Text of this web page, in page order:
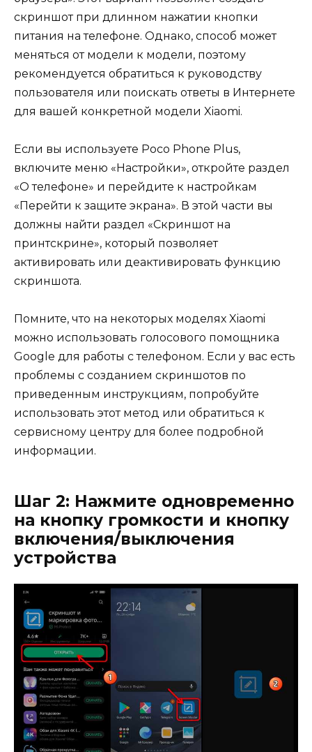
скриншот при длинном нажатии кнопки
питания на телефоне. Однако, способ может
меняться от модели к модели, поэтому
рекомендуется обратиться к руководству
пользователя или поискать ответы в Интернете
для вашей конкретной модели Xiaomi.
Если вы используете Poco Phone Plus,
включите меню «Настройки», откройте раздел
«О телефоне» и перейдите к настройкам
«Перейти к защите экрана». В этой части вы
должны найти раздел «Скриншот на
принтскрине», который позволяет
активировать или деактивировать функцию
скриншота.
Помните, что на некоторых моделях Xiaomi
можно использовать голосового помощника
Google для работы с телефоном. Если у вас есть
проблемы с созданием скриншотов по
приведенным инструкциям, попробуйте
использовать этот метод или обратиться к
сервисному центру для более подробной
информации.
Шаг 2: Нажмите одновременно
на кнопку громкости и кнопку
включения/выключения
устройства